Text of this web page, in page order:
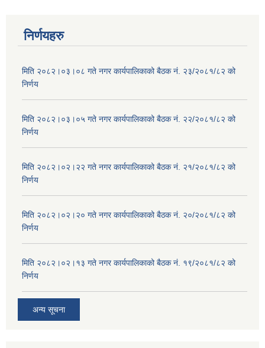
निर्णयहरु
मिति २०८२।०३।०८ गते नगर कार्यपालिकाको बैठक नं. २३/२०८१/८२ को
निर्णय
मिति २०८२।०३।०५ गते नगर कार्यपालिकाको बैठक नं. २२/२०८१/८२ को
निर्णय
मिति २०८२।०२।२२ गते नगर कार्यपालिकाको बैठक नं. २१/२०८१/८२ को
निर्णय
मिति २०८२।०२।२० गते नगर कार्यपालिकाको बैठक नं. २०/२०८१/८२ को
निर्णय
मिति २०८२।०२।१३ गते नगर कार्यपालिकाको बैठक नं. १९/२०८१/८२ को
निर्णय
अन्य सूचना